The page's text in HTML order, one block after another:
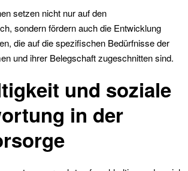
setzen nicht nur auf den
sondern fördern auch die Entwicklung
die auf die spezifischen Bedürfnisse der
und ihrer Belegschaft zugeschnitten sind.
und soziale
in der